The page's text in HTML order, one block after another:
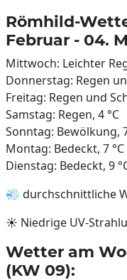
Römhild-
Februar - 04.
Mittwoch: Leichter
Donnerstag: Regen
Freitag: Regen und
Samstag: Regen, 4 °C
Sonntag: Bewölkung,
Montag: Bedeckt, 7 °C
Dienstag: Bedeckt, 9
💨 durchschnittliche
☀️ Niedrige UV-
Wetter am
(KW 09):